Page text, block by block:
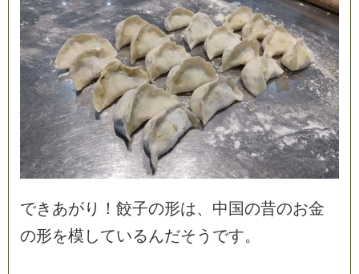
でき あがり ！ 餃子の形は、 中 国の昔のお金
の形を模 しているんだそ う です。